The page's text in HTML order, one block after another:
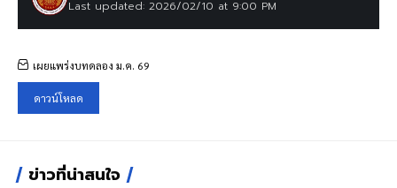
Last updated: 2026/02/10 at 9:00 PM
เผยแพร่งบทดลอง ม.ค. 69
ดาวน์โหลด
ข่าวที่น่าสนใจ